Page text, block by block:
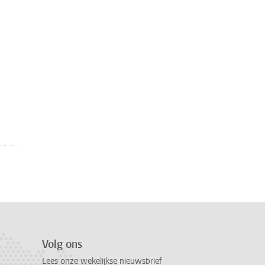
Volg ons
Lees onze wekelijkse nieuwsbrief